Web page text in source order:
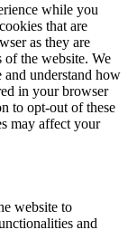
while you
that are
as they are
the website. We
and understand how
in your browser
to opt-out of these
may affect your
website to
and